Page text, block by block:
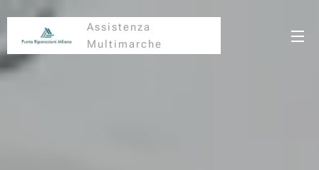
Assistenza
Multimarche